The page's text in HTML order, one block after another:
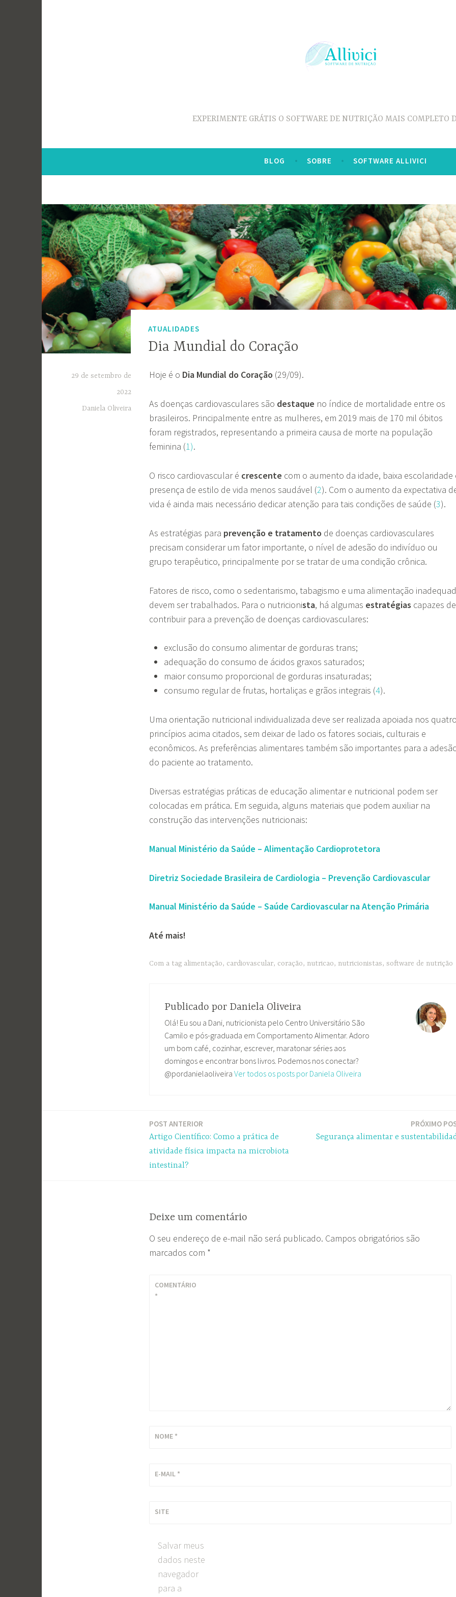
EXPERIMENTE GRÁTIS O SOFTWARE DE NUTRIÇÃO MAIS COMPLETO
BLOG SOBRE SOFTWARE ALLIVICI
ATUALIDADES
Dia Mundial do Coração
29 de setembro de
2022
Daniela Oliveira
Hoje é o Dia Mundial do Coração (29/09).
As doenças cardiovasculares são destaque no índice de mortalidade entre os
brasileiros. Principalmente entre as mulheres, em 2019 mais de 170 mil óbitos
foram registrados, representando a primeira causa de morte na população
feminina (1).
O risco cardiovascular é crescente com o aumento da idade, baixa escolaridade
presença de estilo de vida menos saudável (2). Com o aumento da expectativa
vida é ainda mais necessário dedicar atenção para tais condições de saúde (3).
As estratégias para prevenção e tratamento de doenças cardiovasculares
precisam considerar um fator importante, o nível de adesão do indivíduo ou
grupo terapêutico, principalmente por se tratar de uma condição crônica.
Fatores de risco, como o sedentarismo, tabagismo e uma alimentação
devem ser trabalhados. Para o nutricionista, há algumas estratégias capazes de
contribuir para a prevenção de doenças cardiovasculares:
exclusão do consumo alimentar de gorduras trans;
adequação do consumo de ácidos graxos saturados;
maior consumo proporcional de gorduras insaturadas;
consumo regular de frutas, hortaliças e grãos integrais (4).
Uma orientação nutricional individualizada deve ser realizada apoiada nos
princípios acima citados, sem deixar de lado os fatores sociais, culturais e
econômicos. As preferências alimentares também são importantes para a
do paciente ao tratamento.
Diversas estratégias práticas de educação alimentar e nutricional podem ser
colocadas em prática. Em seguida, alguns materiais que podem auxiliar na
construção das intervenções nutricionais:
Manual Ministério da Saúde – Alimentação Cardioprotetora
Diretriz Sociedade Brasileira de Cardiologia – Prevenção Cardiovascular
Manual Ministério da Saúde – Saúde Cardiovascular na Atenção Primária
Até mais!
Com a tag alimentação, cardiovascular, coração, nutricao, nutricionistas, software de nutrição
Publicado por Daniela Oliveira
Olá! Eu sou a Dani, nutricionista pelo Centro Universitário São
Camilo e pós-graduada em Comportamento Alimentar. Adoro
um bom café, cozinhar, escrever, maratonar séries aos
domingos e encontrar bons livros. Podemos nos conectar?
@pordanielaoliveira Ver todos os posts por Daniela Oliveira
POST ANTERIOR
Artigo Científico: Como a prática de
atividade física impacta na microbiota
intestinal?
PRÓXIMO
Segurança alimentar e
Deixe um comentário
O seu endereço de e-mail não será publicado. Campos obrigatórios são
marcados com *
COMENTÁRIO
*
NOME *
E-MAIL *
SITE
Salvar meus
dados neste
navegador
para a